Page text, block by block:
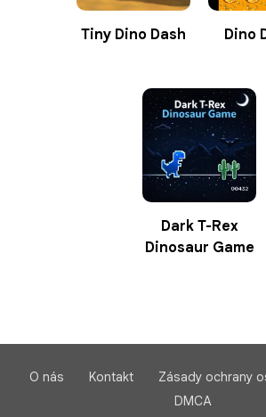
Tiny Dino Dash Dino
Dark T-Rex
Dinosaur Game
O nás Kontakt
Zásady ochrany
DMCA